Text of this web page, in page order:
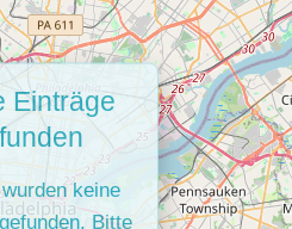
Einträge
keine
Bitte